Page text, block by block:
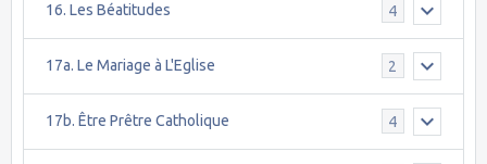
16. Les Béatitudes 4
17a. Le Mariage à L'Eglise 2
17b. Être Prêtre Catholique 4